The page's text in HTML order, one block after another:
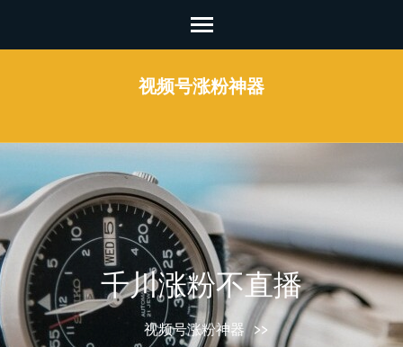
视频号涨粉神器
千川涨粉不直播
视频号涨粉神器
>>